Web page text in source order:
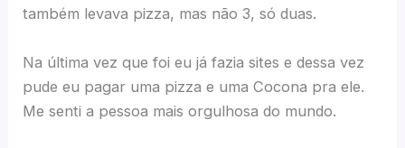
também levava pizza, mas não 3, só duas.
Na última vez que foi eu já fazia sites e dessa vez
pude eu pagar uma pizza e uma Cocona pra ele.
Me senti a pessoa mais orgulhosa do mundo.